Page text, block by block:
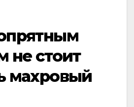
не стоит
махровый